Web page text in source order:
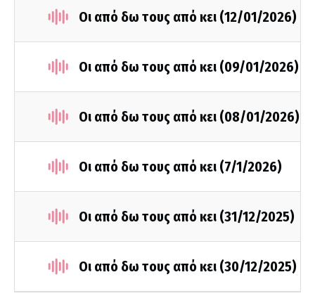
Οι από δω τους από κει (12/01/2026)
Οι από δω τους από κει (09/01/2026)
Οι από δω τους από κει (08/01/2026)
Οι από δω τους από κει (7/1/2026)
Οι από δω τους από κει (31/12/2025)
Οι από δω τους από κει (30/12/2025)